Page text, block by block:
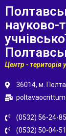
науково-
Центр - територія
36014, м.
(0532) 56-24-85
(0532) 50-04-51